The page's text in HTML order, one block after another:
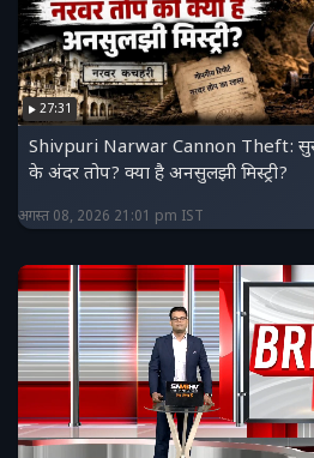
27:31
Shivpuri Narwar Cannon Theft:
के अंदर तोप? क्या है अनसुलझी मिस्ट्री?
अगस्त 08, 2026 21:01 pm IST